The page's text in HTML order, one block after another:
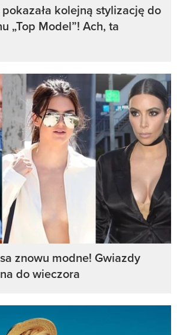
kolejną stylizację do
„Top Model”! Ach, ta
znowu modne! Gwiazdy
do wieczora